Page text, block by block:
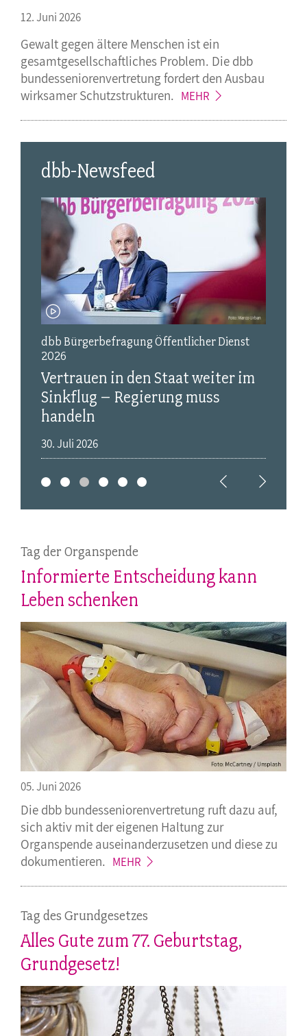
12. Juni 2026
Gewalt gegen ältere Menschen ist ein
gesamtgesellschaftliches Problem. Die dbb
bundesseniorenvertretung fordert den Ausbau
wirksamerSchutzstrukturen. MEHR
dbb-Newsfeed
dbb Bürgerbefragung Öffentlicher Dienst
2026
Vertrauen in den Staat weiter im
Sinkflug – Regierung muss
handeln
30. Juli 2026
Tag der Organspende
Informierte Entscheidung kann
Leben schenken
05. Juni 2026
Die dbb bundesseniorenvertretung ruft dazu auf,
sich aktiv mit der eigenen Haltung zur
Organspende auseinanderzusetzen und diese zu
dokumentieren. MEHR
Tag des Grundgesetzes
Alles Gute zum 77. Geburtstag,
Grundgesetz!